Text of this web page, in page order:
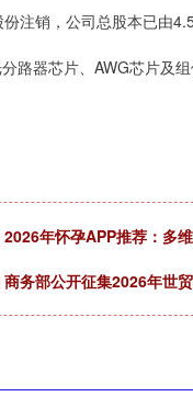
注销，公司总股本已由
路器芯片、AWG芯片及组
年怀孕APP推荐：多
商务部公开征集2026年世